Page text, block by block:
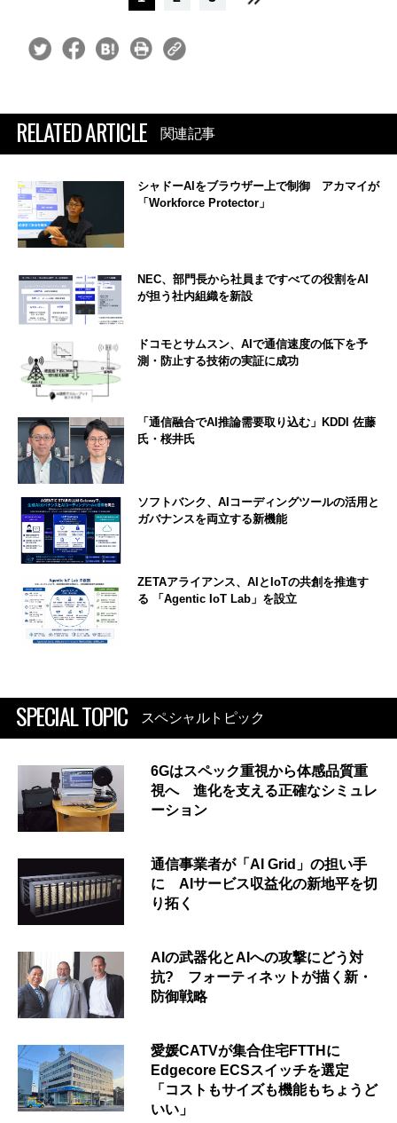
RELATED ARTICLE 関連記事
シャドーAIをブラウザー上で制御 アカマイが
「Workforce Protector」
NEC、部門長から社員まですべての役割をAI
が担う社内組織を新設
ドコモとサムスン、AIで通信速度の低下を予
測・防止する技術の実証に成功
「通信融合でAI推論需要取り込む」KDDI 佐藤
氏・桜井氏
ソフトバンク、AIコーディングツールの活用と
ガバナンスを両立する新機能
ZETAアライアンス、AIとIoTの共創を推進す
る 「Agentic IoT Lab」を設立
SPECIAL TOPIC スペシャルトピック
6Gはスペック重視から体感品質重
視へ 進化を支える正確なシミュレ
ーション
通信事業者が「AI Grid」の担い手
に AIサービス収益化の新地平を切
り拓く
AIの武器化とAIへの攻撃にどう対
抗? フォーティネットが描く新・
防御戦略
愛媛CATVが集合住宅FTTHに
Edgecore ECSスイッチを選定
「コストもサイズも機能もちょうど
いい」